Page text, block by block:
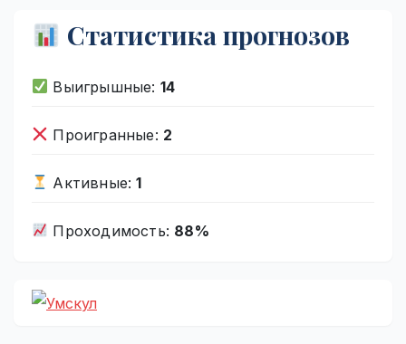
Статистика прогнозов
Выигрышные: 14
Проигранные: 2
Активные:1
Проходимость: 88%